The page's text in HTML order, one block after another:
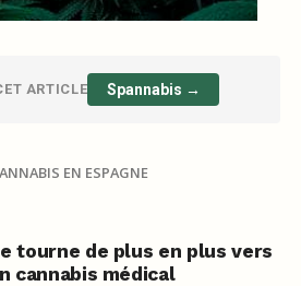
ARTICLE Spannabis →
EN ESPAGNE
tourne de plus en plus vers
cannabis médical